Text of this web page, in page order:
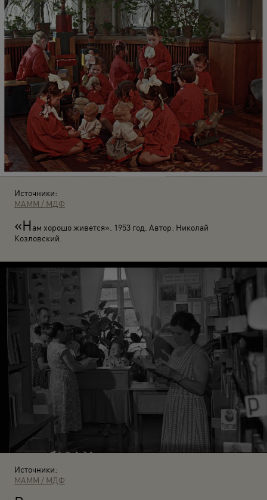
Источники:
МАММ / МДФ
«Нам хорошо живется». 1953 год. Автор: Николай
Козловский.
Источники:
МАММ / МДФ